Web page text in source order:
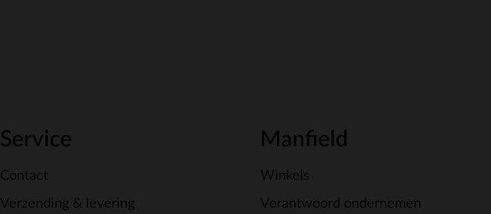
Service
Contact
Verzending & levering
Manfield
Winkels
Verantwoord ondernemen